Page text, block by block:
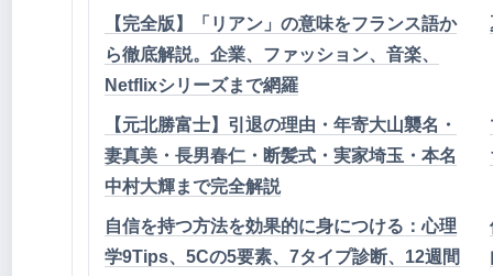
【完全版】「リアン」の意味をフランス語か
ら徹底解説。企業、ファッション、音楽、
Netflixシリーズまで網羅
【元北勝富士】引退の理由・年寄大山襲名・
妻真美・長男春仁・断髪式・実家埼玉・本名
中村大輝まで完全解説
自信を持つ方法を効果的に身につける：心理
学9Tips、5Cの5要素、7タイプ診断、12週間